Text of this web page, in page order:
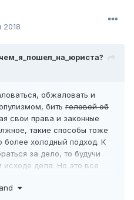
2018
обжаловать и
бить головой об
свои права и законные
такие способы тоже
более холодный подход. К
за дело, то будучи
исходе дела. Но это все
кроме как отпиской никак